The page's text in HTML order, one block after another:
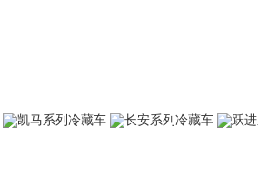
凯马系列冷藏车 长安系列冷藏车 跃